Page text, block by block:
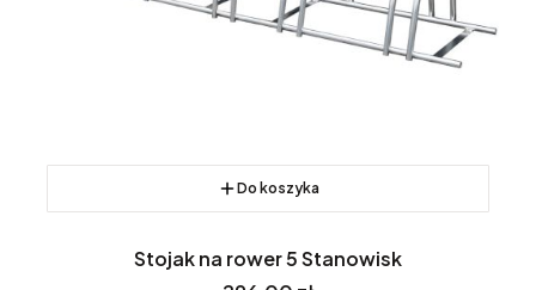
Do koszyka
Stojak na rower 5 Stanowisk